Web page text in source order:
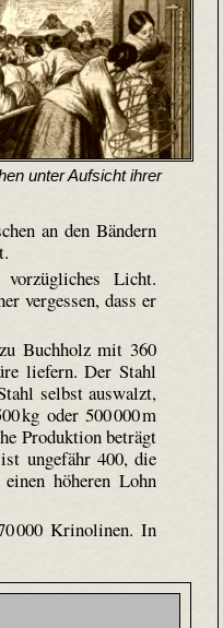
unter Aufsicht ihrer
an den Bändern
Licht.
vergessen, dass er
Buchholz mit 360
liefern. Der Stahl
selbst auswalzt,
kg oder 500 000 m
Produktion beträgt
ungefähr 400, die
höheren Lohn
000 Krino­linen. In